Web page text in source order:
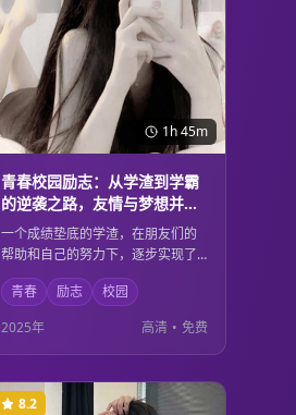
1h 45m
青春校园励志：从学渣到学霸
的逆袭之路，友情与梦想并肩
前行的成长故事
一个成绩垫底的学渣，在朋友们的
帮助和自己的努力下，逐步实现了
从学渣到学霸的华丽转身。这不仅
是一个关于学习的故事，更是关于
友情、梦想、坚持和成长的青春赞
歌。每个人都能在其中找到自己青
春岁月的影子。
青春 励志
校园
2025年
高清 • 免费
8.2